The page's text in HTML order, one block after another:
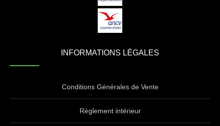
INFORMATIONS LÉGALES
Conditions Générales de Vente
Règlement intérieur